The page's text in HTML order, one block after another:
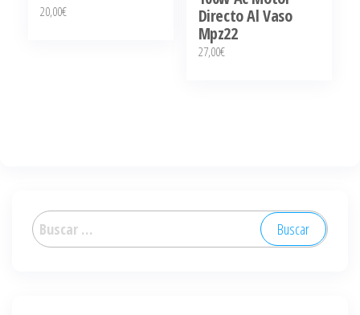
20,00€
Directo Al Vaso
Mpz22
27,00€
Buscar: